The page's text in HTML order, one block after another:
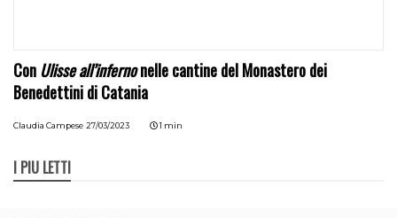
Con Ulisse all’infernonelle cantine del Monastero dei
Benedettini di Catania
Claudia Campese 27/03/2023 1 min
I PIÙ LETTI